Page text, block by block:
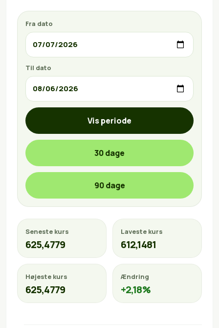
Fra dato
Til dato
Vis periode
30 dage
90 dage
Seneste kurs
625,4779
Laveste kurs
612,1481
Højeste kurs
625,4779
Ændring
+2,18%